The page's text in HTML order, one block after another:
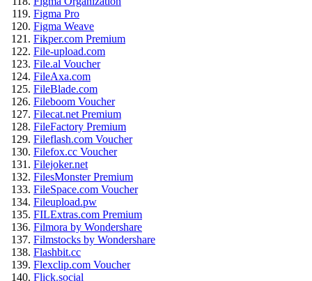
Figma Pro
Figma Weave
Fikper.com Premium
File-upload.com
File.al Voucher
FileAxa.com
FileBlade.com
Fileboom Voucher
Filecat.net Premium
FileFactory Premium
Fileflash.com Voucher
Filefox.cc Voucher
Filejoker.net
FilesMonster Premium
FileSpace.com Voucher
Fileupload.pw
FILExtras.com Premium
Filmora by Wondershare
Filmstocks by Wondershare
Flashbit.cc
Flexclip.com Voucher
Flick.social